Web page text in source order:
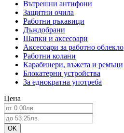
Вътрешни антифони
Защитни очила
Работни ръкавици
Дъждобрани
Шапки и аксесоари
Аксесоари за работно облекло
Работни колани
Карабинери, въжета и ремъци
Блокатерни устройства
За еднократна употреба
Цена